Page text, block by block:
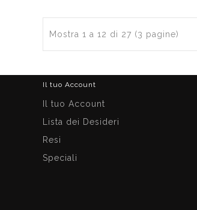
Mostra 1 a 12 di 27 (3 pagine)
Il tuo Account
Il tuo Account
Lista dei Desideri
Resi
Speciali